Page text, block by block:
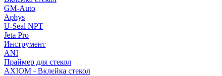
GM-Auto
Aphys
U-Seal NPT
Jeta Pro
Инструмент
ANI
Праймер для стекол
AXIOM - Вклейка стекол